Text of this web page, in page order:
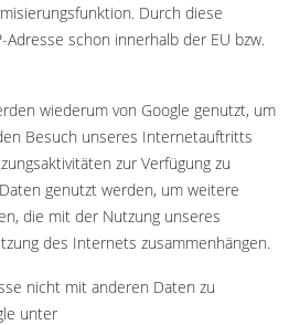
Durch diese
schon innerhalb der EU bzw.
wiederum von Google genutzt, um
Besuch unseres Internetauftritts
zur Verfügung zu
genutzt werden, um weitere
die mit der Nutzung unseres
des Internets zusammenhängen.
nicht mit anderen Daten zu
unter